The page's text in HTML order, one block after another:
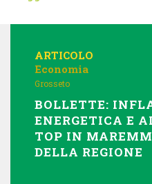
ARTICOLO
Economia
Grosseto
BOLLETTE:
ENERGETICA E
TOP IN
DELLA REGIONE